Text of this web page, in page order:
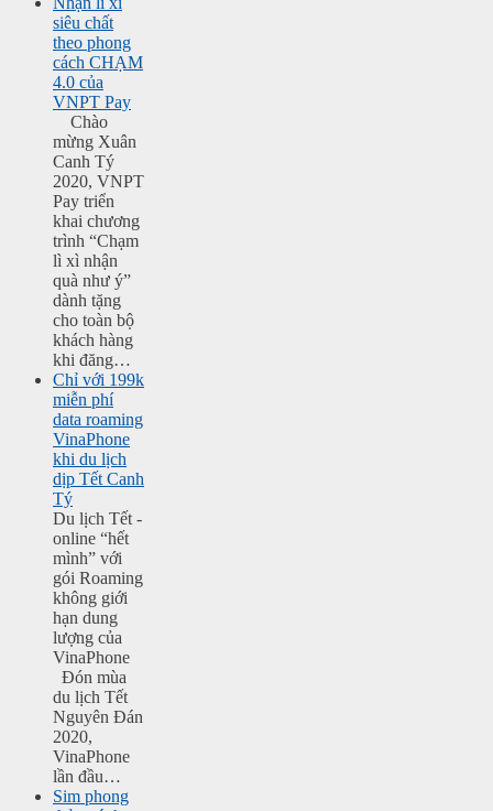
siêu chất
theo phong
cách CHẠM
4.0 của
VNPT Pay
Chào
mừng Xuân
Canh Tý
2020, VNPT
Pay triển
khai chương
trình “Chạm
lì xì nhận
quà như ý”
dành tặng
cho toàn bộ
khách hàng
khi đăng…
Chỉ với 199k
miễn phí
data roaming
VinaPhone
khi du lịch
dịp Tết Canh
Tý
Du lịch Tết -
online “hết
mình” với
gói Roaming
không giới
hạn dung
lượng của
VinaPhone
Đón mùa
du lịch Tết
Nguyên Đán
2020,
VinaPhone
lần đầu…
Sim phong